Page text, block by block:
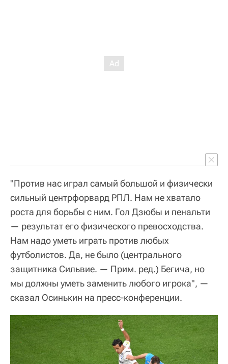
"Против нас играл самый большой и физически
сильный центрфорвард РПЛ. Нам не хватало
роста для борьбы с ним. Гол Дзюбы и пенальти
— результат его физического превосходства.
Нам надо уметь играть против любых
футболистов. Да, не было (центрального
защитника Сильвие. — Прим. ред.) Бегича, но
мы должны уметь заменить любого игрока", —
сказал Осинькин на пресс-конференции.